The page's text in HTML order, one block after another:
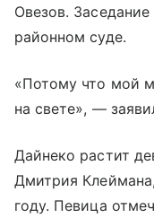
Овезов.
районном суде.
«Потому что мой
на свете», —
Дайнеко растит
Дмитрия
году. Певица